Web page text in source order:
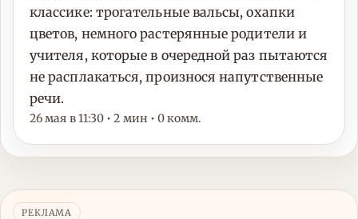
классике: трогательные вальсы, охапки
цветов, немного растерянные родители и
учителя, которые в очередной раз пытаются
не расплакаться, произнося напутственные
речи.
26 мая в 11:30 • 2 мин • 0 комм.
РЕКЛАМА